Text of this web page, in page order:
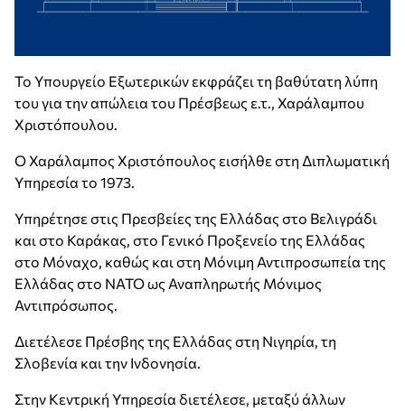
Το Υπουργείο Εξωτερικών εκφράζει τη βαθύτατη λύπη
του για την απώλεια του Πρέσβεως ε.τ., Χαράλαμπου
Χριστόπουλου.
Ο Χαράλαμπος Χριστόπουλος εισήλθε στη Διπλωματική
Υπηρεσία το 1973.
Υπηρέτησε στις Πρεσβείες της Ελλάδας στο Βελιγράδι
και στο Καράκας, στο Γενικό Προξενείο της Ελλάδας
στο Μόναχο, καθώς και στη Μόνιμη Αντιπροσωπεία της
Ελλάδας στο ΝΑΤΟ ως Αναπληρωτής Μόνιμος
Αντιπρόσωπος.
Διετέλεσε Πρέσβης της Ελλάδας στη Νιγηρία, τη
Σλοβενία και την Ινδονησία.
Στην Κεντρική Υπηρεσία διετέλεσε, μεταξύ άλλων